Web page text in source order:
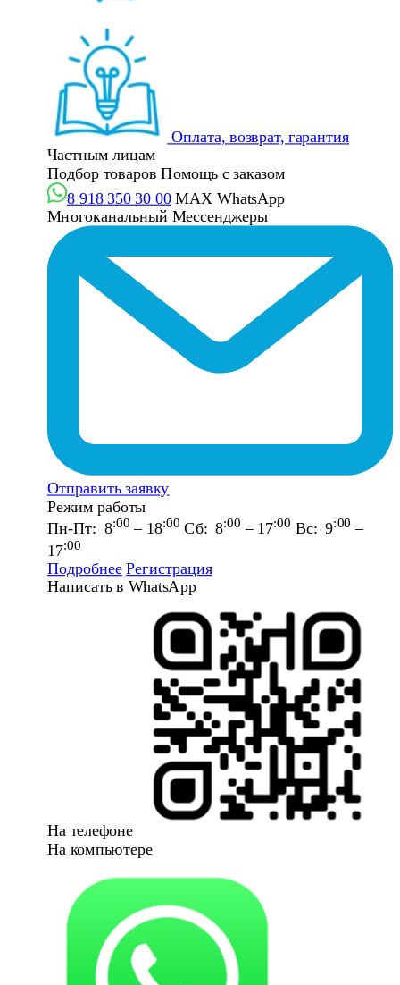
Оплата, возврат, гарантия
Частным лицам
Подбор товаров Помощь с заказом
8 918 350 30 00 MAX WhatsApp
Многоканальный Мессенджеры
Отправить заявку
Режим работы
Пн-Пт: 8:00 – 18:00 Сб: 8:00 – 17:00 Вс: 9:00 –
17:00
Подробнее Регистрация
Написать в WhatsApp
На телефоне
На компьютере